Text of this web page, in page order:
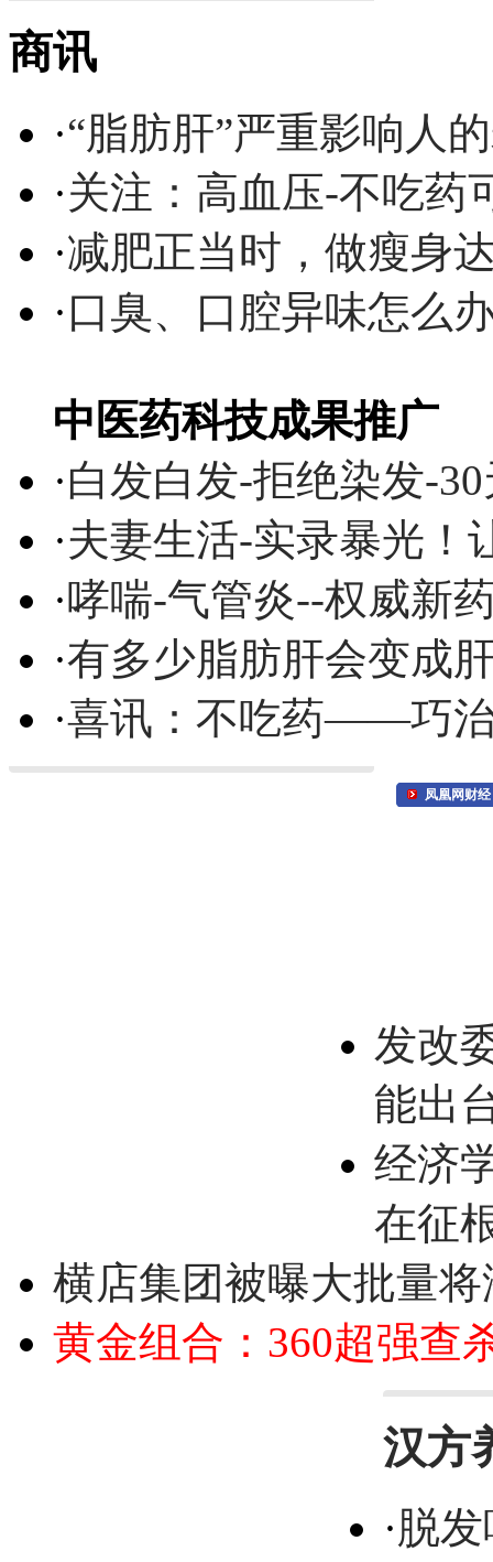
商讯
·“脂肪肝”严重影响人
·关注：高血压-不吃药
·减肥正当时，做瘦身
·口臭、口腔异味怎么
中医药科技成果推广
·白发白发-拒绝染发-
·夫妻生活-实录暴光！
·哮喘-气管炎--权威新
·有多少脂肪肝会变成
·喜讯：不吃药——巧
凤凰网财经
发改
能出
经济
在征
横店集团被曝大批量
黄金组合：360超强查
汉方
·脱